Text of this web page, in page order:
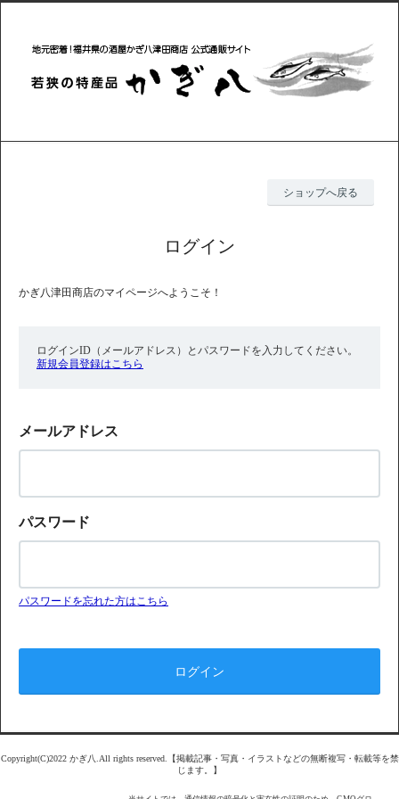
ショップへ戻る
ログイン
かぎ八津田商店のマイページへようこそ！
ログインID（メールアドレス）とパスワードを入力してください。
新規会員登録はこちら
メールアドレス
パスワード
パスワードを忘れた方はこちら
Copyright(C)2022 かぎ八.All rights reserved.【掲載記事・写真・イラストなどの無断複写・転載等を禁
じます。】